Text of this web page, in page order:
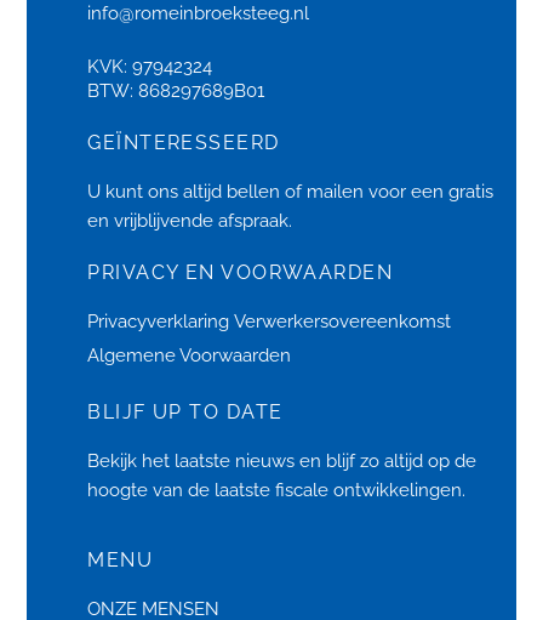
info@romeinbroeksteeg.nl
KVK: 97942324
BTW: 868297689B01
GEÏNTERESSEERD
U kunt ons altijd bellen of mailen voor een gratis
en vrijblijvende afspraak.
PRIVACY EN VOORWAARDEN
Privacyverklaring Verwerkersovereenkomst
Algemene Voorwaarden
BLIJF UP TO DATE
Bekijk het laatste nieuws en blijf zo altijd op de
hoogte van de laatste fiscale ontwikkelingen.
MENU
ONZE MENSEN